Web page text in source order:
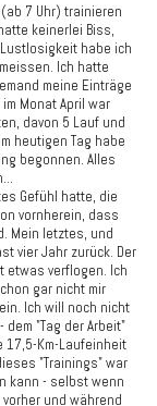
7 Uhr) trainieren
keinerlei Biss,
habe ich
Ich hatte
meine Einträge
Monat April war
davon 5 Lauf und
heutigen Tag habe
begonnen. Alles
Gefühl hatte, die
vornherein, dass
Mein letztes, und
vier Jahr zurück. Der
etwas verflogen. Ich
gar nicht mir
Ich will noch nicht
"Tag der Arbeit"
17,5-Km-Laufeinheit
"Trainings" war
kann - selbst wenn
und während